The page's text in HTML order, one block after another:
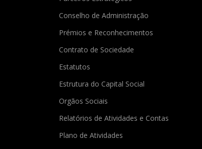
Conselho de Administração
Prémios e Reconhecimentos
Contrato de Sociedade
Estatutos
Estrutura do Capital Social
Orgãos Sociais
Relatórios de Atividades e Contas
Plano de Atividades